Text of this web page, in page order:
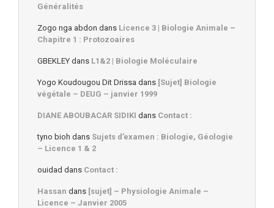
Généralités
Zogo nga abdon dans Licence 3 | Biologie Animale –
Chapitre 1 : Protozoaires
GBEKLEY dans L1&2 | Biologie Moléculaire
Yogo Koudougou Dit Drissa dans [Sujet] Biologie
végétale – DEUG – janvier 1999
DIANE ABOUBACAR SIDIKI dans Contact :
tyno bioh dans Sujets d’examen : Biologie, Géologie
– Licence 1 & 2
ouidad dans Contact :
Hassan dans [sujet] – Physiologie Animale –
Licence – Janvier 2005